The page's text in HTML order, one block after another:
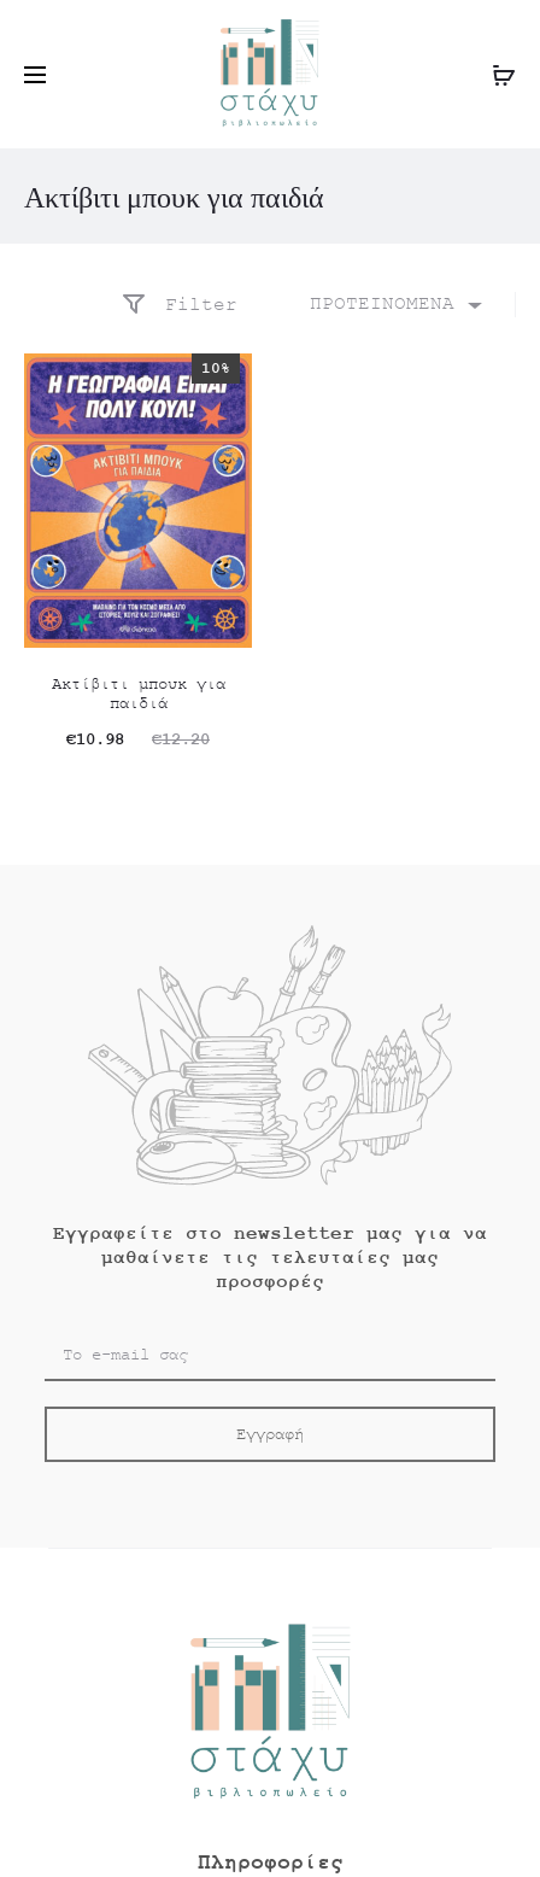
Ακτίβιτι μπουκ για παιδιά
ΠΡΟΤΕΙΝΟΜΕΝΑ
Filter
10%
Ακτίβιτι μπουκ για
παιδιά
€12.20
Original
€10.98
Η
Εγγραφείτε στο newsletter μας για να
μαθαίνετε τις τελευταίες μας
προσφορές
Πληροφορίες